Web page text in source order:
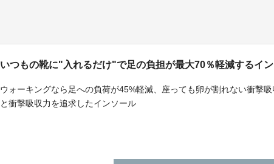
いつもの靴に"入れるだけ"で足の負担が最大70％軽減するイ
ウォーキングなら足への負荷が45%軽減、座っても卵が割れない衝撃吸
と衝撃吸収力を追求したインソール